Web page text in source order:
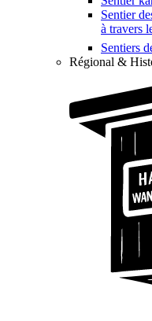
Sentier
à travers
Sentiers
Régional &